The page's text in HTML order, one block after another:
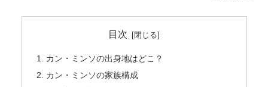
目次
カン・ミンソの出身地はどこ？
カン・ミンソの家族構成